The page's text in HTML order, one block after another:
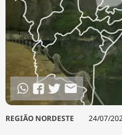
REGIÃO NORDESTE 24/07/